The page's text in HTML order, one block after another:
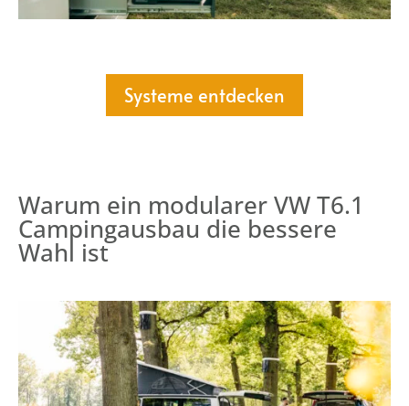
Systeme entdecken
Warum ein modularer VW T6.1
Campingausbau die bessere
Wahl ist